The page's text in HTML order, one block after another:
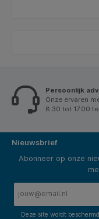
Persoonlijk
Onze ervaren
8.30 tot 17.00
Nieuwsbrief
Abonneer op onze
Deze site wordt